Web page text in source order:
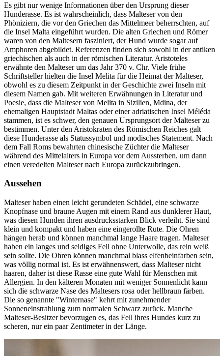
Es gibt nur wenige Informationen über den Ursprung dieser
Hunderasse. Es ist wahrscheinlich, dass Malteser von den
Phöniziern, die vor den Griechen das Mittelmeer beherrschten, auf
die Insel Malta eingeführt wurden. Die alten Griechen und Römer
waren von den Maltesern fasziniert, der Hund wurde sogar auf
Amphoren abgebildet. Referenzen finden sich sowohl in der antiken
griechischen als auch in der römischen Literatur. Aristoteles
erwähnte den Malteser um das Jahr 370 v. Chr. Viele frühe
Schriftsteller hielten die Insel Melita für die Heimat der Malteser,
obwohl es zu diesem Zeitpunkt in der Geschichte zwei Inseln mit
diesem Namen gab. Mit weiteren Erwähnungen in Literatur und
Poesie, dass die Malteser von Melita in Sizilien, Mdina, der
ehemaligen Hauptstadt Maltas oder einer adriatischen Insel Méléda
stammen, ist es schwer, den genauen Ursprungsort der Malteser zu
bestimmen. Unter den Aristokraten des Römischen Reiches galt
diese Hunderasse als Statussymbol und modisches Statement. Nach
dem Fall Roms bewahrten chinesische Züchter die Malteser
während des Mittelalters in Europa vor dem Aussterben, um dann
einen veredelten Malteser nach Europa zurückzubringen.
Aussehen
Malteser haben einen leicht gerundeten Schädel, eine schwarze
Knopfnase und braune Augen mit einem Rand aus dunklerer Haut,
was diesen Hunden ihren ausdrucksstarken Blick verleiht. Sie sind
klein und kompakt und haben eine eingerollte Rute. Die Ohren
hängen herab und können manchmal lange Haare tragen. Malteser
haben ein langes und seidiges Fell ohne Unterwolle, das rein weiß
sein sollte. Die Ohren können manchmal blass elfenbeinfarben sein,
was völlig normal ist. Es ist erwähnenswert, dass Malteser nicht
haaren, daher ist diese Rasse eine gute Wahl für Menschen mit
Allergien. In den kälteren Monaten mit weniger Sonnenlicht kann
sich die schwarze Nase des Maltesers rosa oder hellbraun färben.
Die so genannte "Winternase" kehrt mit zunehmender
Sonneneinstrahlung zum normalen Schwarz zurück. Manche
Malteser-Besitzer bevorzugen es, das Fell ihres Hundes kurz zu
scheren, nur ein paar Zentimeter in der Länge.